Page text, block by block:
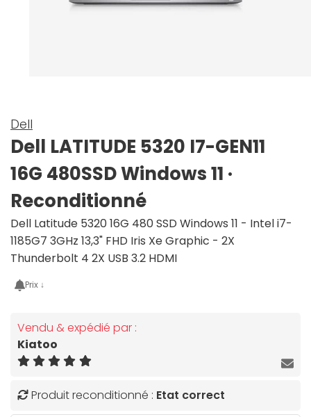
Dell
Dell LATITUDE 5320 I7-GEN11
16G 480SSD Windows 11 ·
Reconditionné
Dell Latitude 5320 16G 480 SSD Windows 11 - Intel i7-
1185G7 3GHz 13,3" FHD Iris Xe Graphic - 2X
Thunderbolt 4 2X USB 3.2 HDMI
Prix ↓
Vendu & expédié par :
Kiatoo
Produit reconditionné : Etat correct